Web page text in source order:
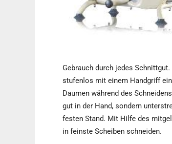
Gebrauch durch jedes
stufenlos mit einem Handgriff
Daumen während des
gut in der Hand, sondern
festen Stand. Mit Hilfe des
in feinste Scheiben schneiden.